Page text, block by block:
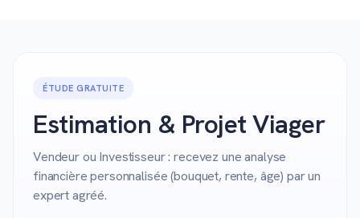
ÉTUDE GRATUITE
Estimation & Projet Viager
Vendeur ou Investisseur : recevez une analyse
financière personnalisée (bouquet, rente, âge) par un
expert agréé.